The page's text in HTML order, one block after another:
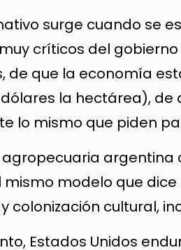
surge cuando se
críticos del
de que la economía
dólares la hectárea),
lo mismo que piden
argentina
mismo modelo que
colonización cultural,
Estados Unidos